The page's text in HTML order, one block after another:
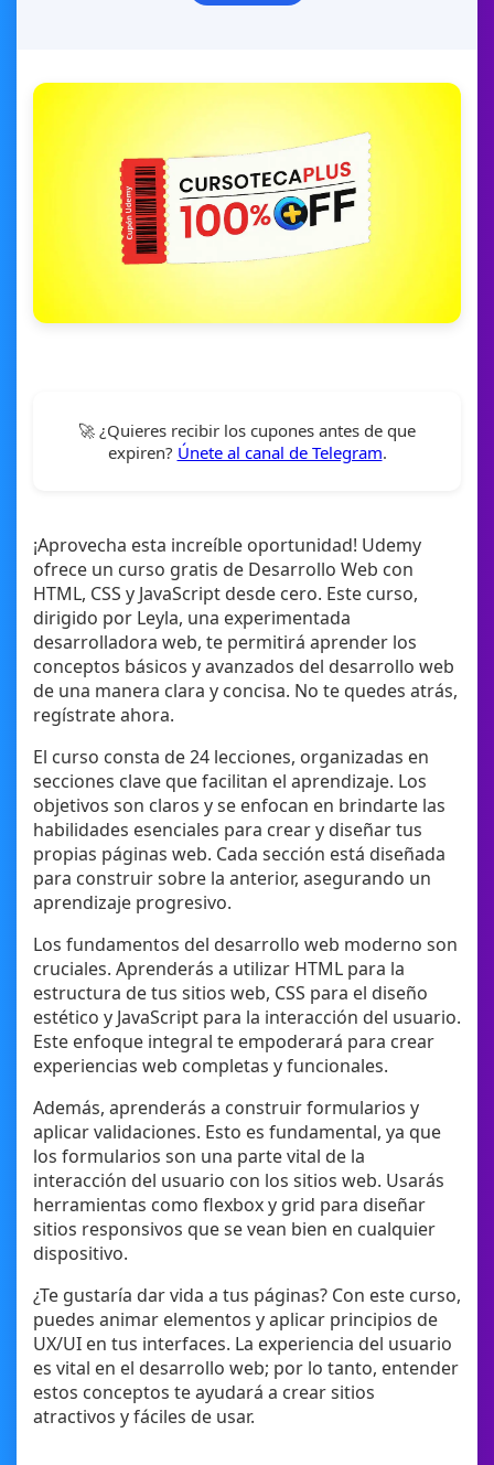
🚀 ¿Quieres recibir los cupones antes de que
expiren? Únete al canal de Telegram.
¡Aprovecha esta increíble oportunidad! Udemy
ofrece un curso gratis de Desarrollo Web con
HTML, CSS y JavaScript desde cero. Este curso,
dirigido por Leyla, una experimentada
desarrolladora web, te permitirá aprender los
conceptos básicos y avanzados del desarrollo web
de una manera clara y concisa. No te quedes atrás,
regístrate ahora.
El curso consta de 24 lecciones, organizadas en
secciones clave que facilitan el aprendizaje. Los
objetivos son claros y se enfocan en brindarte las
habilidades esenciales para crear y diseñar tus
propias páginas web. Cada sección está diseñada
para construir sobre la anterior, asegurando un
aprendizaje progresivo.
Los fundamentos del desarrollo web moderno son
cruciales. Aprenderás a utilizar HTML para la
estructura de tus sitios web, CSS para el diseño
estético y JavaScript para la interacción del usuario.
Este enfoque integral te empoderará para crear
experiencias web completas y funcionales.
Además, aprenderás a construir formularios y
aplicar validaciones. Esto es fundamental, ya que
los formularios son una parte vital de la
interacción del usuario con los sitios web. Usarás
herramientas como flexbox y grid para diseñar
sitios responsivos que se vean bien en cualquier
dispositivo.
¿Te gustaría dar vida a tus páginas? Con este curso,
puedes animar elementos y aplicar principios de
UX/UI en tus interfaces. La experiencia del usuario
es vital en el desarrollo web; por lo tanto, entender
estos conceptos te ayudará a crear sitios
atractivos y fáciles de usar.